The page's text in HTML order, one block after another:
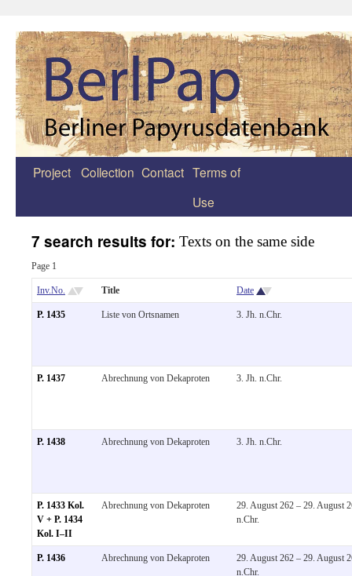
Zum
Project Collection Contact Terms of
Use
7 search results for: Texts on the same side
Page 1
Inv.No. Title Date
P. 1435 Liste von Ortsnamen 3. Jh. n.Chr.
P. 1437 Abrechnung von Dekaproten 3. Jh. n.Chr.
P. 1438 Abrechnung von Dekaproten 3. Jh. n.Chr.
P. 1433 Kol.
V + P. 1434
Kol. I–II
Abrechnung von Dekaproten
29. August 262 – 29. August
n.Chr.
P. 1436 Abrechnung von Dekaproten
29. August 262 – 29. August
n.Chr.